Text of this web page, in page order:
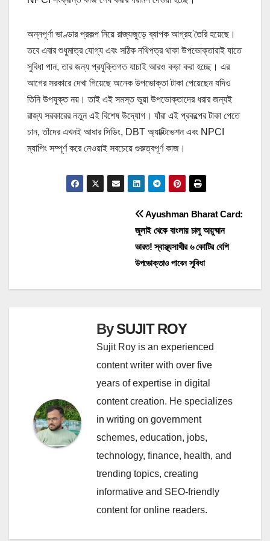
অন্নপূর্ণা ভাণ্ডার প্রকল্প নিয়ে রাজ্যজুড়ে ব্যাপক আগ্রহ তৈরি হয়েছে।
তবে এবার শুধুমাত্র যোগ্য এবং সঠিক নথিপত্র থাকা উপভোক্তারাই যাতে
সুবিধা পান, তার জন্য প্রযুক্তিগত যাচাই আরও কড়া করা হচ্ছে। এর
আগের সরকারে দেখা গিয়েছে অনেক উপভোক্তা টাকা পেয়েছেন যদিও
তিনি উপযুক্ত নয়। তাই এই সমস্ত ভুয়া উপভোক্তাদের ধরার জন্যই
রাজ্য সরকারের নতুন এই বিশেষ উদ্যোগ। যাঁরা এই প্রকল্পের টাকা পেতে
চান, তাঁদের এখনই আধার সিডিং, DBT অ্যাক্টিভেশন এবং NPCI
ম্যাপিং সম্পূর্ণ করে নেওয়াই সবচেয়ে গুরুত্বপূর্ণ কাজ।
Ayushman Bharat Card:
জুলাই থেকে বাংলায় চালু আয়ুষ্মান
ভারত! স্বাস্থ্যসাথীর ৬ কোটির বেশি
উপভোক্তাও পাবেন সুবিধা
BySUJIT ROY
Sujit Roy is an experienced
content writer with over five
years of expertise in digital
content creation. He specializes
in writing on government
schemes, education, jobs,
technology, finance, health, and
trending topics, creating
informative and SEO-friendly
content for online readers.